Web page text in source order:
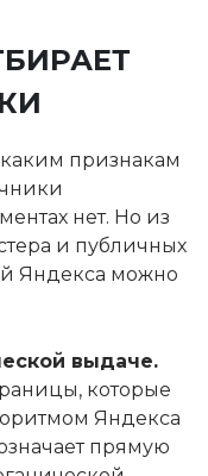
признакам
нет. Но из
и публичных
Яндекса можно
выдаче.
которые
Яндекса
прямую